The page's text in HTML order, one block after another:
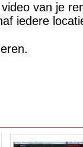
van je
iedere